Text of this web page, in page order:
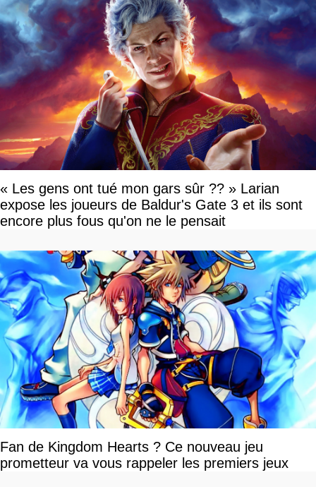
« Les gens ont tué mon gars sûr ?? » Larian
expose les joueurs de Baldur's Gate 3 et ils sont
encore plus fous qu'on ne le pensait
Fan de Kingdom Hearts ? Ce nouveau jeu
prometteur va vous rappeler les premiers jeux